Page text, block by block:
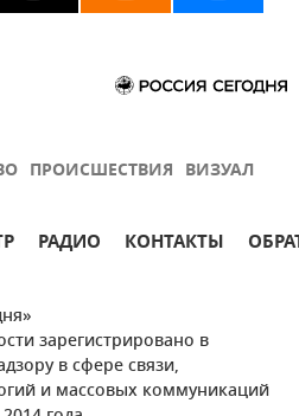
ПРОИСШЕСТВИЯ ВИЗУАЛ
РАДИО КОНТАКТЫ
зарегистрировано в
в сфере связи,
и массовых коммуникаций